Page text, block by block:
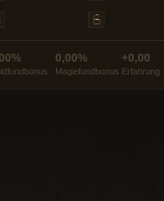
0,00%
Magiefundbonus
+0,00
Erfahrung